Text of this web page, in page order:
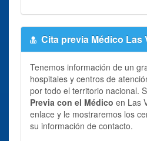
Cita previa Médico Las
Tenemos información de un
hospitales y centros de
por todo el territorio nacional.
Previa con el Médico en Las
enlace y le mostraremos los
su información de contacto.